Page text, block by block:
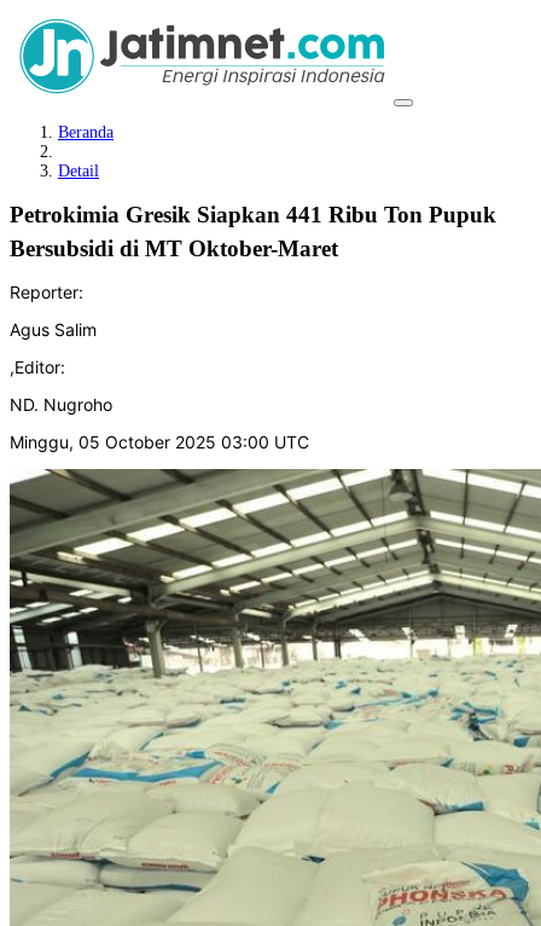
Beranda
Detail
Petrokimia Gresik Siapkan 441 Ribu Ton Pupuk
Bersubsidi di MT Oktober-Maret
Reporter:
Agus Salim
,Editor:
ND. Nugroho
Minggu, 05 October 2025 03:00 UTC